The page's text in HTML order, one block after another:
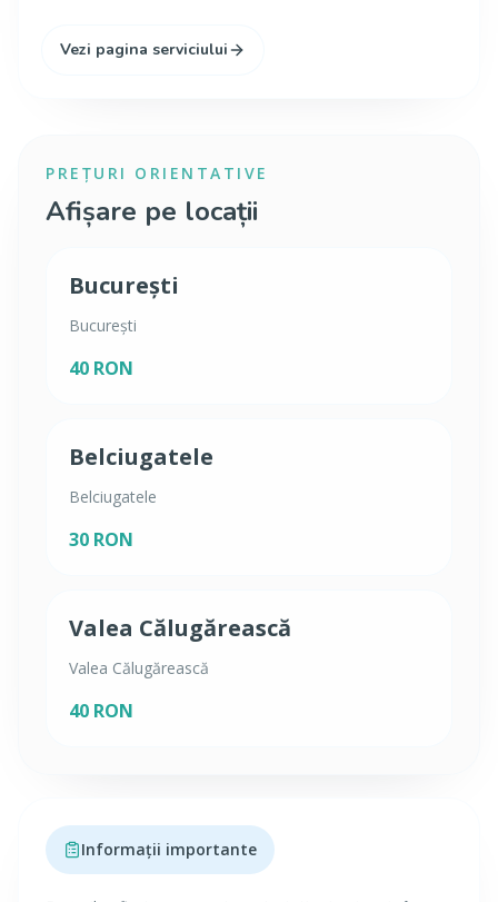
Vezi pagina serviciului
PREȚURI ORIENTATIVE
Afișare pe locații
București
București
40 RON
Belciugatele
Belciugatele
30 RON
Valea Călugărească
Valea Călugărească
40 RON
Informații importante